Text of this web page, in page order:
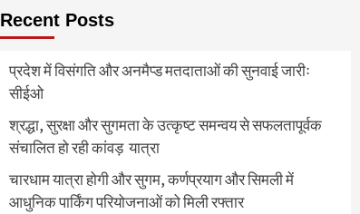
Recent Posts
प्रदेश में विसंगति और अनमैप्ड मतदाताओं की सुनवाई जारीः
सीईओ
श्रद्धा, सुरक्षा और सुगमता के उत्कृष्ट समन्वय से सफलतापूर्वक
संचालित हो रही कांवड़ यात्रा
चारधाम यात्रा होगी और सुगम, कर्णप्रयाग और सिमली में
आधुनिक पार्किंग परियोजनाओं को मिली रफ्तार